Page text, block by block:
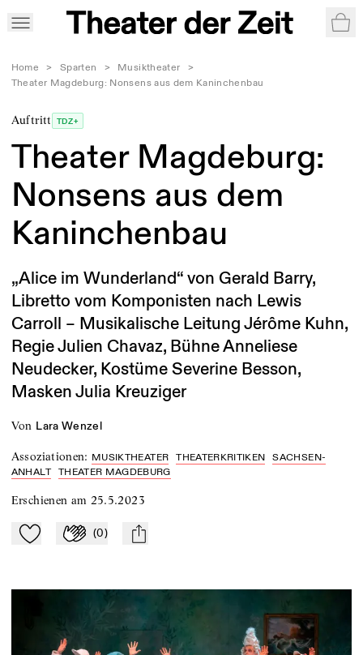
Home > Sparten > Musiktheater
>
Theater Magdeburg: Nonsens aus dem Kaninchenbau
Auftritt TDZ+
Theater Magdeburg:
Nonsens aus dem
Kaninchenbau
„Alice im Wunderland“ von Gerald Barry,
Libretto vom Komponisten nach Lewis
Carroll – Musikalische Leitung Jérôme Kuhn,
Regie Julien Chavaz, Bühne Anneliese
Neudecker, Kostüme Severine Besson,
Masken Julia Kreuziger
von Lara Wenzel
Assoziationen: MUSIKTHEATER THEATERKRITIKEN
SACHSEN-
ANHALT
THEATER MAGDEBURG
Erschienen am 25.5.2023
Zu Mein-TdZ hinzufügen
Applaudieren
(0) mail